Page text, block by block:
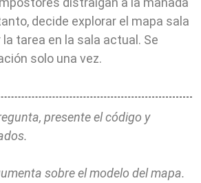
decide explorar el mapa sala
tarea en la sala actual. Se
solo una vez.
presente el código y
sobre el modelo del mapa.